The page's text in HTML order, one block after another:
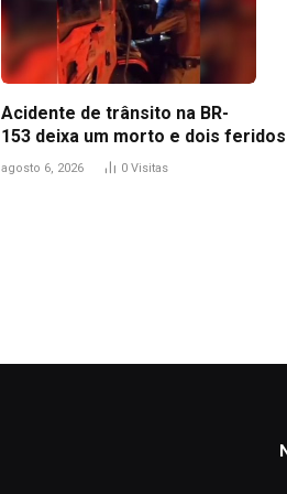
Acidente de trânsito na BR-
153 deixa um morto e dois feridos
agosto 6, 2026 0 Visitas